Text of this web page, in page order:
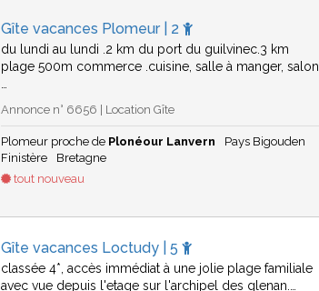
Gîte vacances Plomeur | 2
du lundi au lundi .2 km du port du guilvinec.3 km
plage 500m commerce .cuisine, salle à manger, salon,
Annonce n° 6656 | Location Gîte
Plomeur proche de Plonéour Lanvern
Pays Bigouden
Finistère
Bretagne
tout nouveau
Gîte vacances Loctudy | 5
classée 4*, accès immédiat à une jolie plage familiale
avec vue depuis l'etage sur l'archipel des glenan.…